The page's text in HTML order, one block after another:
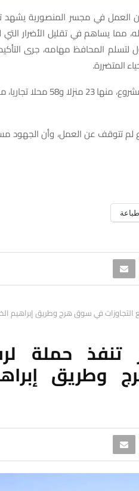
العمل في مجسر المنصورية يشهد
مما يساهم في تقليل الأضرار
لتسلم المحافظ مهامه، جرى
المتضررة.
كما أشار الحجامي إلى وجود تعارضات تعيق استكمال المشروع، منها
لم تتوقف عن العمل، وأن الجهود
طباعة
التجاوزات في سوق هرج وطريق إبراهيم
حملة
وطريق